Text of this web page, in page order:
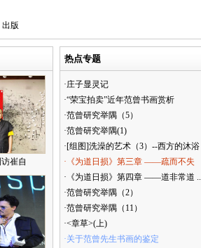
出版
崔自
热点专题
·庄子显灵记
·“荣宝拍卖”近年范曾书画赏析
·范曾研究举隅（5）
·范曾研究举隅(1)
·[组图]洗澡的艺术（3）--西方的沐浴
·《为道日损》第三章 ——疏而不失
·《为道日损》第四章 ——道非常道 ..
·范曾研究举隅（2）
·范曾研究举隅（11）
·<章草>(上)
·关于范曾先生书画的鉴定